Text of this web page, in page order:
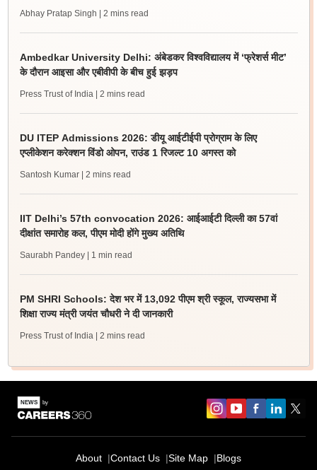
Abhay Pratap Singh | 2 mins read
Ambedkar University Delhi: अंबेडकर विश्वविद्यालय में ‘फ्रेशर्स मीट’
के दौरान आइसा और एबीवीपी के बीच हुई झड़प
Press Trust of India | 2 mins read
DU ITEP Admissions 2026: डीयू आईटीईपी प्रोग्राम के लिए
एप्लीकेशन करेक्शन विंडो ओपन, राउंड 1 रिजल्ट 10 अगस्त को
Santosh Kumar | 2 mins read
IIT Delhi’s 57th convocation 2026: आईआईटी दिल्ली का 57वां
दीक्षांत समारोह कल, पीएम मोदी होंगे मुख्य अतिथि
Saurabh Pandey | 1 min read
PM SHRI Schools: देश भर में 13,092 पीएम श्री स्कूल, राज्यसभा में
शिक्षा राज्य मंत्री जयंत चौधरी ने दी जानकारी
Press Trust of India | 2 mins read
About Contact Us Site Map Blogs